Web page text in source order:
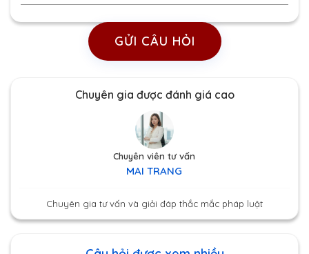
GỬI CÂU HỎI
Chuyên gia được đánh giá cao
Chuyên viên tư vấn
MAI TRANG
Chuyên gia tư vấn và giải đáp thắc mắc pháp luật